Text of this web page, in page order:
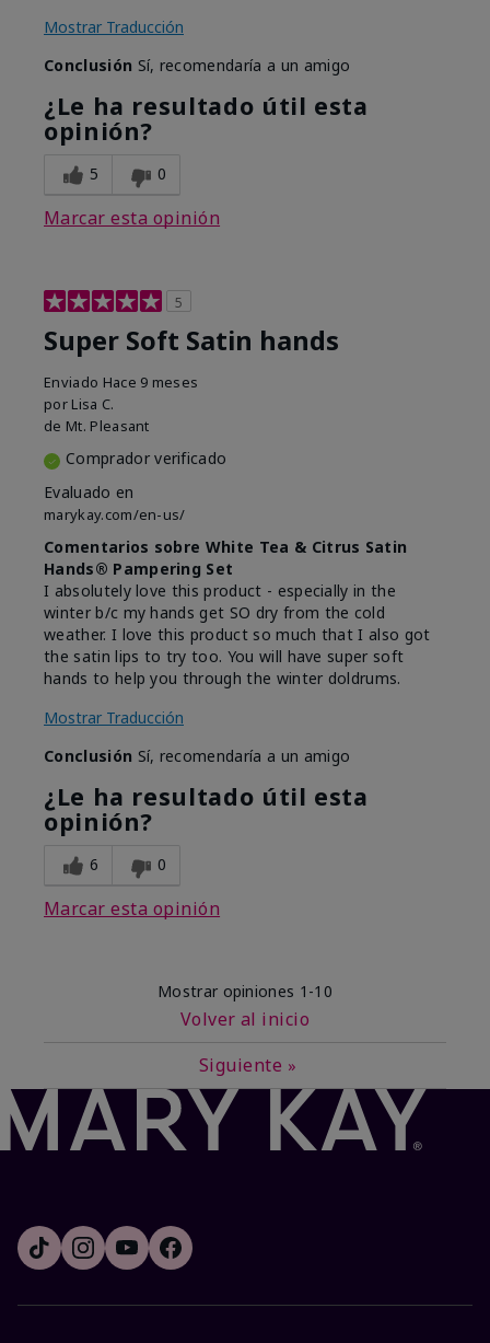
Mostrar Traducción
Conclusión Sí, recomendaría a un amigo
¿Le ha resultado útil esta
opinión?
5 0
Marcar esta opinión
5
Super Soft Satin hands
Enviado Hace 9 meses
por Lisa C.
de Mt. Pleasant
Comprador verificado
Evaluado en
marykay.com/en-us/
Comentarios sobre White Tea & Citrus Satin
Hands® Pampering Set
I absolutely love this product - especially in the
winter b/c my hands get SO dry from the cold
weather. I love this product so much that I also got
the satin lips to try too. You will have super soft
hands to help you through the winter doldrums.
Mostrar Traducción
Conclusión Sí, recomendaría a un amigo
¿Le ha resultado útil esta
opinión?
6 0
Marcar esta opinión
Mostrar opiniones 1-10
Volver al inicio
Siguiente »